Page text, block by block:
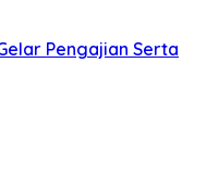
Pengajian Serta